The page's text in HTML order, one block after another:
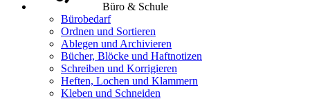
Büro & Schule
Bürobedarf
Ordnen und Sortieren
Ablegen und Archivieren
Bücher, Blöcke und Haftnotizen
Schreiben und Korrigieren
Heften, Lochen und Klammern
Kleben und Schneiden